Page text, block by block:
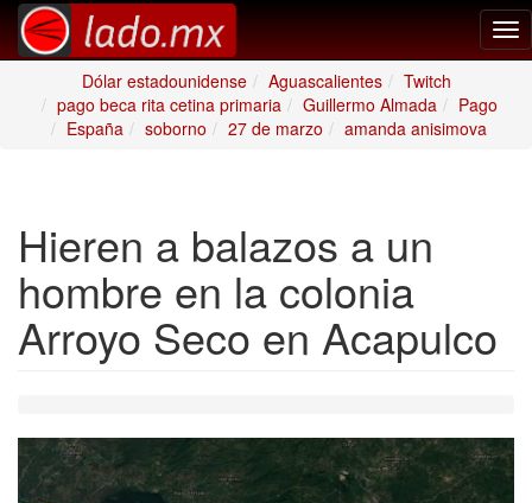
Dólar estadounidense
Aguascalientes
Twitch
pago beca rita cetina primaria
Guillermo Almada
Pago
España
soborno 27 de marzo amanda anisimova
Hieren a balazos a un
hombre en la colonia
Arroyo Seco en Acapulco